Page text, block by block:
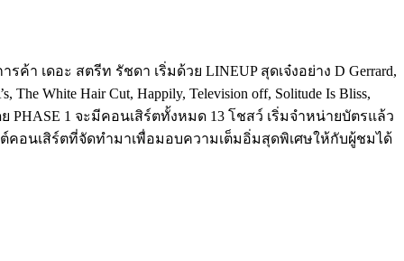
รค้า เดอะ สตรีท รัชดา เริ่มด้วย LINEUP สุดเจ๋งอย่าง D Gerrard,
White Hair Cut, Happily, Television off, Solitude Is Bliss,
ดย PHASE 1 จะมีคอนเสิร์ตทั้งหมด 13 โชสว์ เริ่มจำหน่ายบัตรแล้ว
กต์คอนเสิร์ตที่จัดทำมาเพื่อมอบความเต็มอิ่มสุดพิเศษให้กับผู้ชมได้